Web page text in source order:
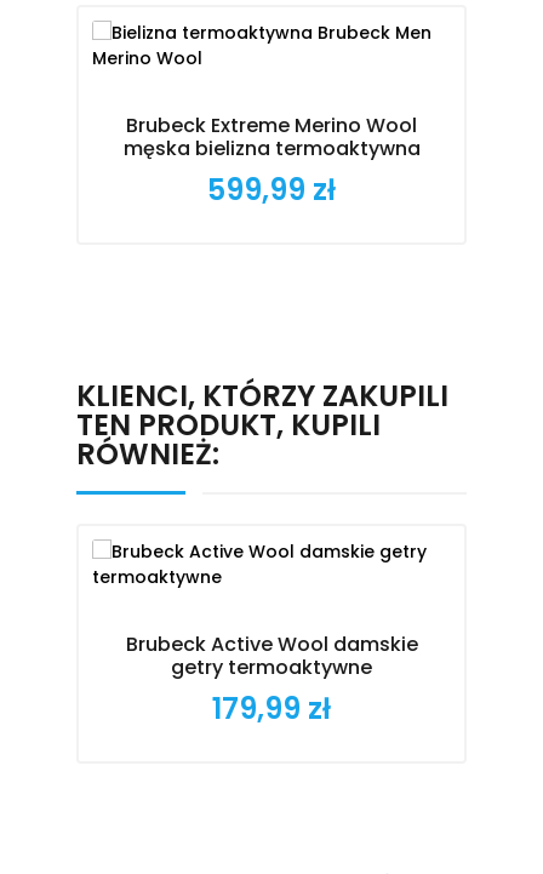
Brubeck Extreme Merino Wool
męska bielizna termoaktywna
Cena
599,99 zł
KLIENCI, KTÓRZY ZAKUPILI
TEN PRODUKT, KUPILI
RÓWNIEŻ:
Brubeck Active Wool damskie
getry termoaktywne
Cena
179,99 zł